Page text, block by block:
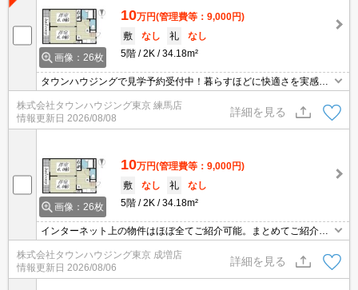
画像：26枚
10万円(管理費等：9,000円)
敷
なし 礼
なし
5階
2K 34.18m²
タウンハウジングで見学予約受付中！暮らすほどに快適さを実感で
きる設備仕様！駅前商業施設の多さ！日常の買い物に便利！
株式会社タウンハウジング東京 練馬店
情報更新日 2026/08/08
詳細を見る
画像：26枚
10万円(管理費等：9,000円)
敷
なし 礼
なし
5階
2K 34.18m²
インターネット上の物件はほぼ全てご紹介可能。まとめてご紹介致
します。お気軽にお問合せください。お部屋探しは情報量地域ナン
バー1のタウンハウジングまで。
株式会社タウンハウジング東京 成増店
情報更新日 2026/08/06
詳細を見る